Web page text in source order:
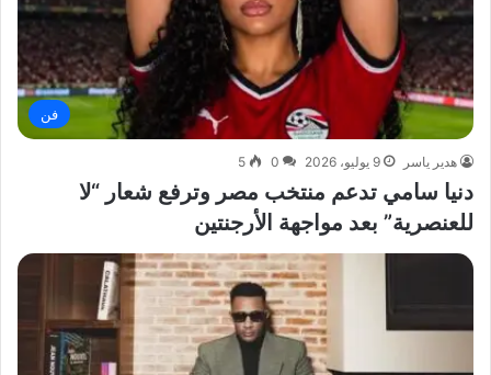
فن
هدير ياسر 9 يوليو، 2026 0
5
دنيا سامي تدعم منتخب مصر وترفع شعار “لا
للعنصرية” بعد مواجهة الأرجنتين